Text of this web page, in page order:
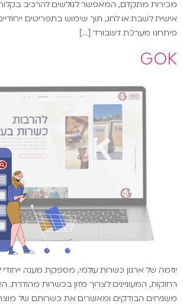
מכירות מתקדם, המאפשר לגולשים להרכיב
אישית לשבת או לחג, תוך שימוש בתפריטים
פיתחנו מערכת דשבורד […]
GOK
יוזמה של ארגון כשרות עולמי, מספקת מענה ייחודי
רחוקות, המעוניינים לצרוך מזון בכשרות מהודרת.
משגיחים הבודקים ומאשרים את כשרותם של